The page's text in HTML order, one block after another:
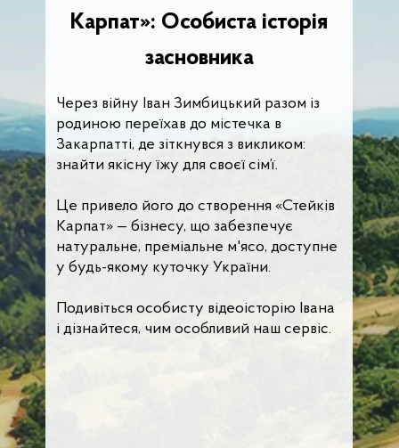
Через війну Іван Зимбицький разом із
родиною переїхав до містечка в
Закарпатті, де зіткнувся з викликом:
знайти якісну їжу для своєї сім’ї.
Це привело його до створення «Стейків
Карпат» — бізнесу, що забезпечує
натуральне, преміальне м'ясо, доступне
у будь-якому куточку України.
Подивіться особисту відеоісторію Івана
і дізнайтеся, чим особливий наш сервіс.
Карпат»: Особиста історія
засновника